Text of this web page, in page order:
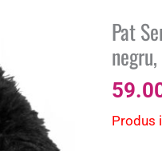
Pat
Produs